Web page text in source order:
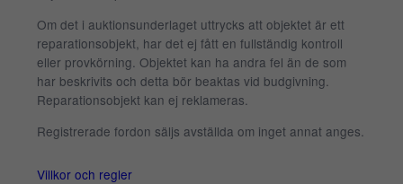
Om det i auktionsunderlaget uttrycks att objektet är ett
reparationsobjekt, har det ej fått en fullständig kontroll
eller provkörning. Objektet kan ha andra fel än de som
har beskrivits och detta bör beaktas vid budgivning.
Reparationsobjekt kan ej reklameras.
Registrerade fordon säljs avställda om inget annat anges.
Villkor och regler